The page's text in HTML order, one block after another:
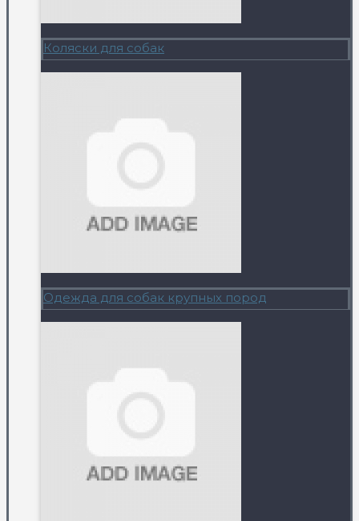
Коляски для собак
Одежда для собак крупных пород